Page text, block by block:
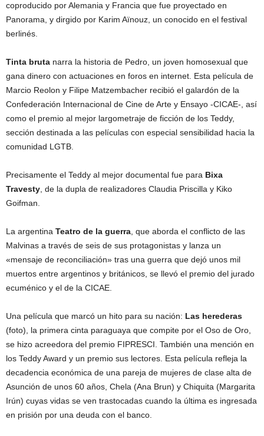
coproducido por Alemania y Francia que fue proyectado en
Panorama, y dirgido por Karim Aïnouz, un conocido en el festival
berlinés.
Tinta bruta narra la historia de Pedro, un joven homosexual que
gana dinero con actuaciones en foros en internet. Esta película de
Marcio Reolon y Filipe Matzembacher recibió el galardón de la
Confederación Internacional de Cine de Arte y Ensayo -CICAE-, así
como el premio al mejor largometraje de ficción de los Teddy,
sección destinada a las películas con especial sensibilidad hacia la
comunidad LGTB.
Precisamente el Teddy al mejor documental fue para Bixa
Travesty, de la dupla de realizadores Claudia Priscilla y Kiko
Goifman.
La argentina Teatro de la guerra, que aborda el conflicto de las
Malvinas a través de seis de sus protagonistas y lanza un
«mensaje de reconciliación» tras una guerra que dejó unos mil
muertos entre argentinos y británicos, se llevó el premio del jurado
ecuménico y el de la CICAE.
Una película que marcó un hito para su nación: Las herederas
(foto), la primera cinta paraguaya que compite por el Oso de Oro,
se hizo acreedora del premio FIPRESCI. También una mención en
los Teddy Award y un premio sus lectores. Esta película refleja la
decadencia económica de una pareja de mujeres de clase alta de
Asunción de unos 60 años, Chela (Ana Brun) y Chiquita (Margarita
Irún) cuyas vidas se ven trastocadas cuando la última es ingresada
en prisión por una deuda con el banco.